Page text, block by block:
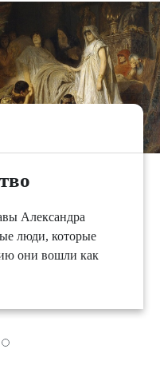
Александра
люди, которые
они вошли как